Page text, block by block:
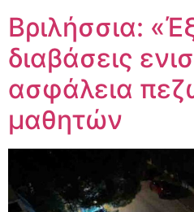
Βριλήσσια:
διαβάσεις
ασφάλεια
μαθητών